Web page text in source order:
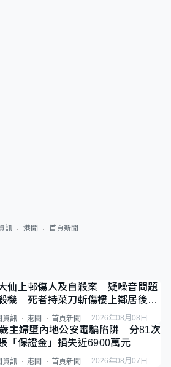
訊 港聞 首頁新聞
仙上邨傷人及自殺案 疑噪音問題
機 死者持菜刀斬傷樓上鄰居後墮
資訊 港聞 首頁新聞 2026年08月08日
主婦墮內地公安電騙陷阱 分81次
「保證金」損失近6900萬元
資訊 港聞 首頁新聞 2026年08月07日